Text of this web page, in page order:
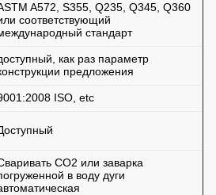
A572, S355, Q235, Q345, Q360
соответствующий
стандарт
как раз параметр
предложения
ISO, etc
СО2 или заварка
в воду дуги